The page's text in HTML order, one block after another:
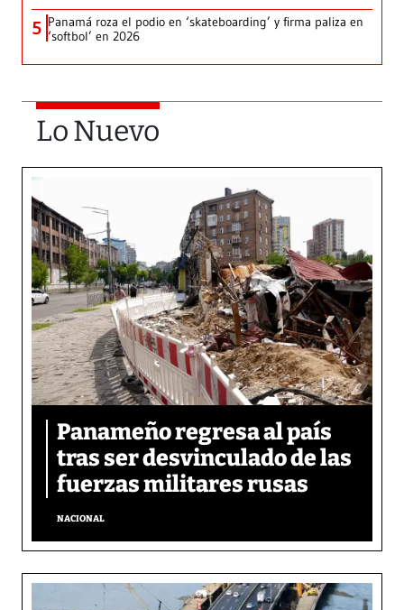
5 Panamá roza el podio en ‘skateboarding’ y firma paliza en
‘softbol’ en 2026
Lo Nuevo
Panameño regresa al país
tras ser desvinculado de las
fuerzas militares rusas
NACIONAL